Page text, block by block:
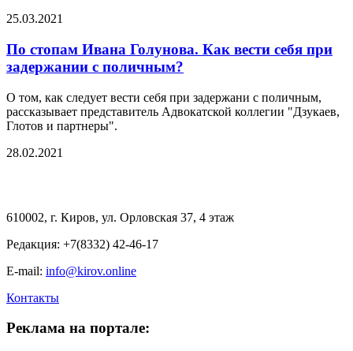
25.03.2021
По стопам Ивана Голунова. Как вести себя при
задержании с поличным?
О том, как следует вести себя при задержани с поличным,
рассказывает представитель Адвокатской коллегии "Дзукаев,
Глотов и партнеры".
28.02.2021
610002, г. Киров, ул. Орловская 37, 4 этаж
Редакция: +7(8332) 42-46-17
E-mail: info@kirov.online
Контакты
Реклама на портале: